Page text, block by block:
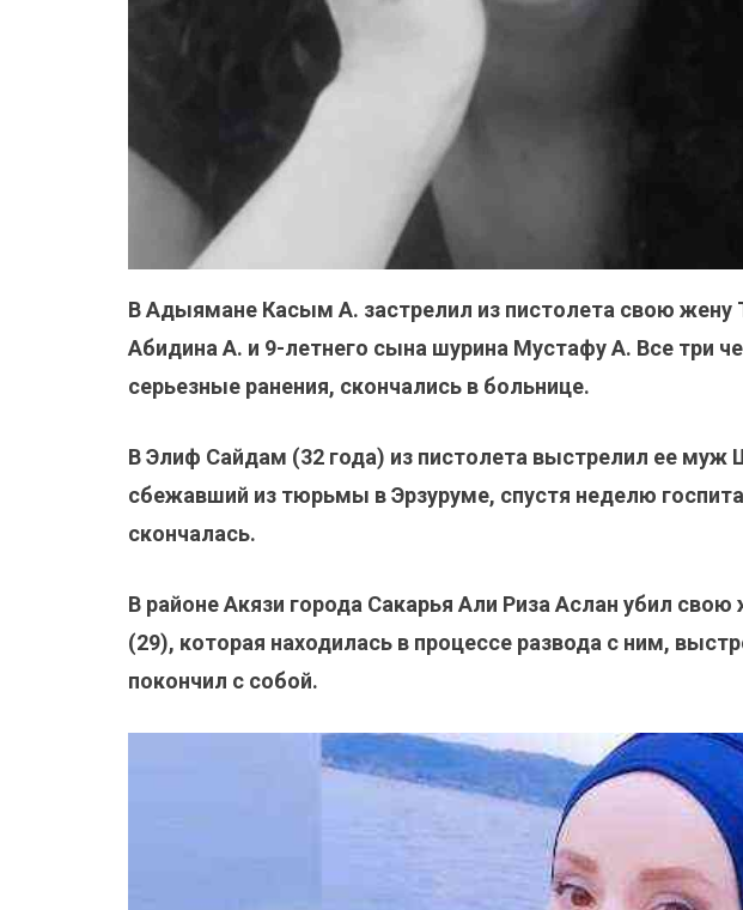
В Адыямане Касым А. застрелил из пистолета свою жену
Абидина А. и 9-летнего сына шурина Мустафу А. Все три
серьезные ранения, скончались в больнице.
В Элиф Сайдам (32 года) из пистолета выстрелил ее
сбежавший из тюрьмы в Эрзуруме, спустя неделю
скончалась.
В районе Акязи города Сакарья Али Риза Аслан убил
(29), которая находилась в процессе развода с ним,
покончил с собой.